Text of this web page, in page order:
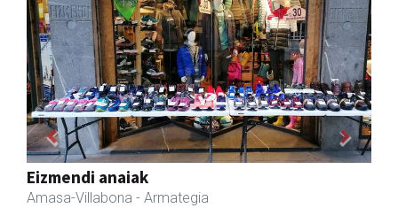
Fleming Herri Eskola
Amasa-Villabona - Hezkuntza
Previous Next